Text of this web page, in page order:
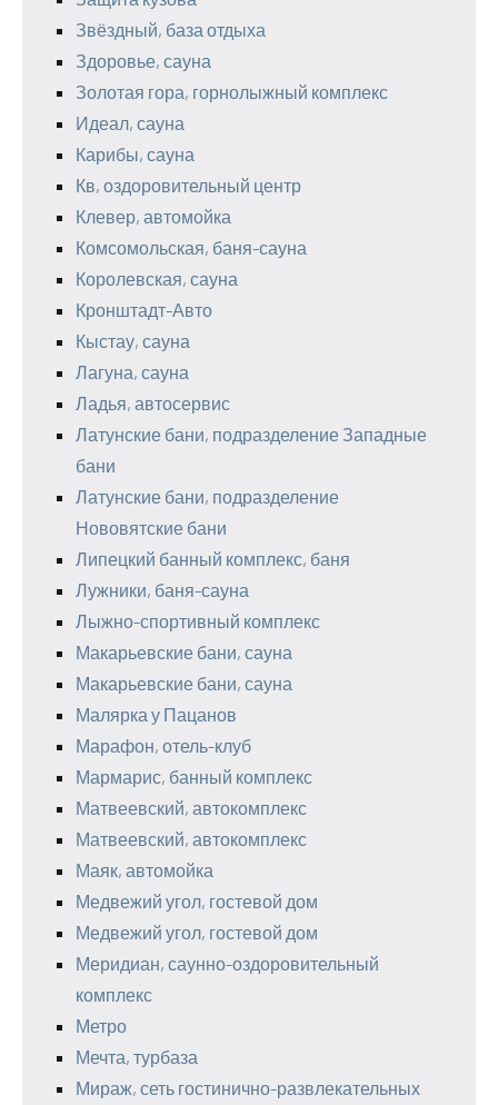
Звёздный, база отдыха
Здоровье, сауна
Золотая гора, горнолыжный комплекс
Идеал, сауна
Карибы, сауна
Кв, оздоровительный центр
Клевер, автомойка
Комсомольская, баня-сауна
Королевская, сауна
Кронштадт-Авто
Кыстау, сауна
Лагуна, сауна
Ладья, автосервис
Латунские бани, подразделение Западные
бани
Латунские бани, подразделение
Нововятские бани
Липецкий банный комплекс, баня
Лужники, баня-сауна
Лыжно-спортивный комплекс
Макарьевские бани, сауна
Макарьевские бани, сауна
Малярка у Пацанов
Марафон, отель-клуб
Мармарис, банный комплекс
Матвеевский, автокомплекс
Матвеевский, автокомплекс
Маяк, автомойка
Медвежий угол, гостевой дом
Медвежий угол, гостевой дом
Меридиан, саунно-оздоровительный
комплекс
Метро
Мечта, турбаза
Мираж, сеть гостинично-развлекательных